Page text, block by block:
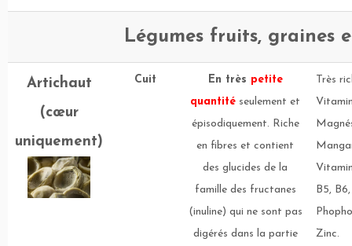
Légumes fruits, graines
Artichaut
(cœur
uniquement)
Cuit En très petite
quantité seulement et
épisodiquement. Riche
en fibres et contient
des glucides de la
famille des fructanes
(inuline) qui ne sont pas
digérés dans la partie
Très
B5,
Zinc.